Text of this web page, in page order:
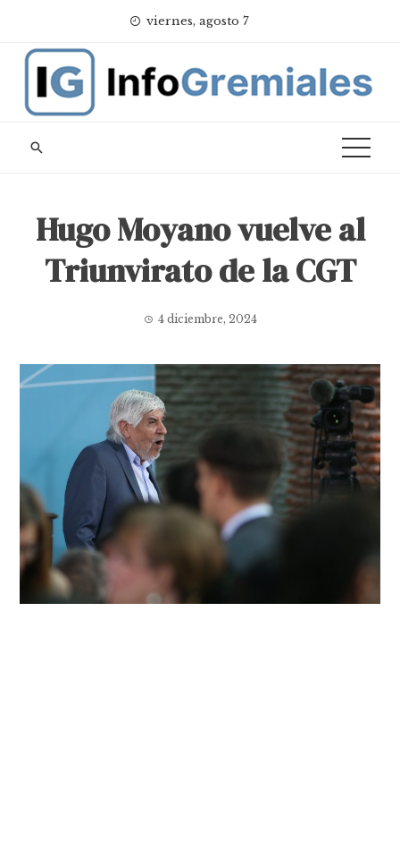
content
viernes, agosto 7
Hugo Moyano vuelve al
Triunvirato de la CGT
4 diciembre, 2024